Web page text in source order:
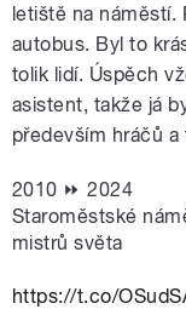
letiště na náměstí.
autobus. Byl to
tolik lidí. Úspěch
asistent, takže já
především hráčů a
2010 ⏩ 2024
Staroměstské
mistrů světa
https://t.co/